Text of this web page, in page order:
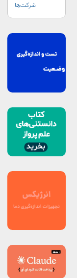
شرکت‌ها